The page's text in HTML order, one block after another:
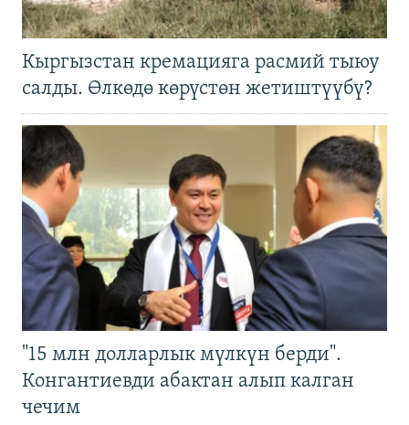
Кыргызстан кремацияга расмий тыюу
салды. Өлкөдө көрүстөн жетиштүүбү?
"15 млн долларлык мүлкүн берди".
Конгантиевди абактан алып калган
чечим